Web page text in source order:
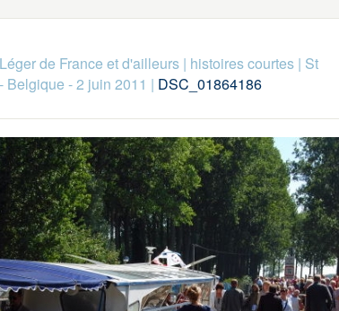
de France et d'ailleurs| histoires courtes| St
Belgique - 2 juin 2011 | DSC_01864186